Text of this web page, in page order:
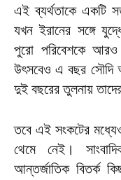
এই ব্যর্থতাকে একটি
যখন ইরানের সঙ্গে
পুরো পরিবেশকে আরও
উৎসবেও এ বছর সৌদি
দুই বছরের তুলনায়
তবে এই সংকটের
থেমে নেই।
আন্তর্জাতিক বিতর্ক